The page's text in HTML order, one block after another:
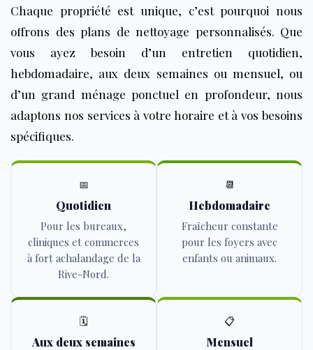
Chaque propriété est unique, c’est pourquoi nous
offrons des plans de nettoyage personnalisés. Que
vous ayez besoin d’un entretien quotidien,
hebdomadaire, aux deux semaines ou mensuel, ou
d’un grand ménage ponctuel en profondeur, nous
adaptons nos services à votre horaire et à vos besoins
spécifiques.
📅
Quotidien
Pour les bureaux,
cliniques et commerces
à fort achalandage de la
Rive-Nord.
📆
Hebdomadaire
Fraîcheur constante
pour les foyers avec
enfants ou animaux.
🗓️
Aux deux semaines
📋
Mensuel